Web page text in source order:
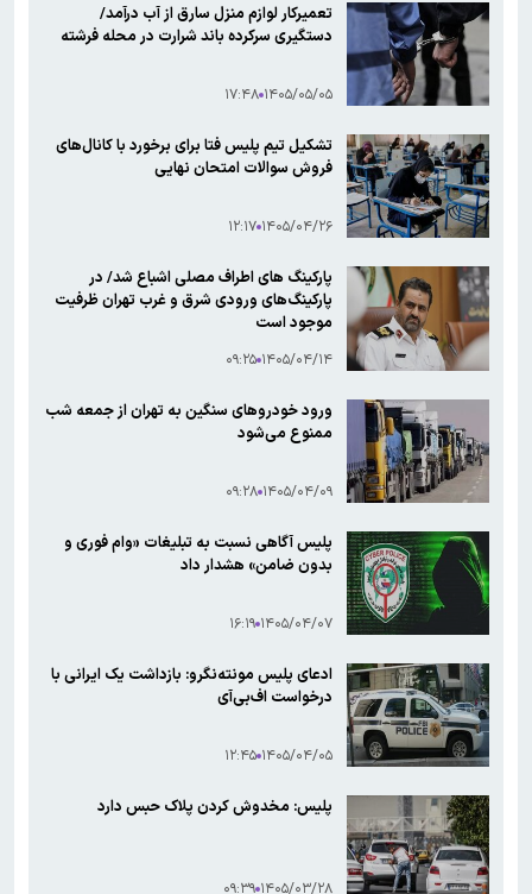
تعمیرکار لوازم منزل سارق از آب درآمد/
دستگیری سرکرده باند شرارت در محله فرشته
۱۴۰۵/۰۵/۰۵ ۱۷:۴۸
تشکیل تیم‌ پلیس فتا برای برخورد با کانال‌های
فروش سوالات امتحان نهایی
۱۴۰۵/۰۴/۲۶ ۱۲:۱۷
پارکینگ های اطراف مصلی اشباع شد/ در
پارکینگ‌های ورودی شرق و غرب تهران ظرفیت
موجود است
۱۴۰۵/۰۴/۱۴ ۰۹:۲۵
ورود خودروهای سنگین به تهران از جمعه شب
ممنوع می‌شود
۱۴۰۵/۰۴/۰۹ ۰۹:۲۸
پلیس آگاهی نسبت به تبلیغات «وام فوری و
بدون ضامن» هشدار داد
۱۴۰۵/۰۴/۰۷ ۱۶:۱۹
ادعای پلیس مونته‌نگرو: بازداشت یک ایرانی با
درخواست اف‌بی‌آی
۱۴۰۵/۰۴/۰۵ ۱۲:۴۵
پلیس: مخدوش کردن پلاک حبس دارد
۱۴۰۵/۰۳/۲۸ ۰۹:۳۹